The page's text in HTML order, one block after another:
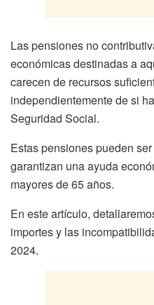
Las pensiones no
económicas destinadas a
carecen de recursos
independientemente de si
Seguridad Social.
Estas pensiones pueden
garantizan una ayuda
mayores de 65 años.
En este artículo,
importes y las
2024.